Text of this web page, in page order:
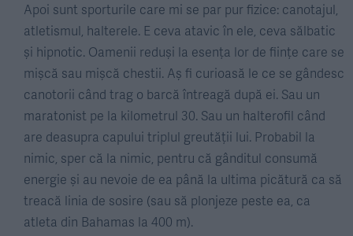
Apoi sunt sporturile care mi se par pur fizice: canotajul,
atletismul, halterele. E ceva atavic în ele, ceva sălbatic
și hipnotic. Oamenii reduși la esența lor de ființe care se
mișcă sau mișcă chestii. Aș fi curioasă le ce se gândesc
canotorii când trag o barcă întreagă după ei. Sau un
maratonist pe la kilometrul 30. Sau un halterofil când
are deasupra capului triplul greutății lui. Probabil la
nimic, sper că la nimic, pentru că gânditul consumă
energie și au nevoie de ea până la ultima picătură ca să
treacă linia de sosire (sau să plonjeze peste ea, ca
atleta din Bahamas la 400 m).